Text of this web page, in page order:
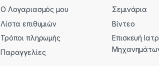
Ο Λογαριασμός μου
Λίστα επιθυμιών
Τρόποι πληρωμής
Παραγγελίες
Σεμινάρια
Βίντεο
Επισκευή